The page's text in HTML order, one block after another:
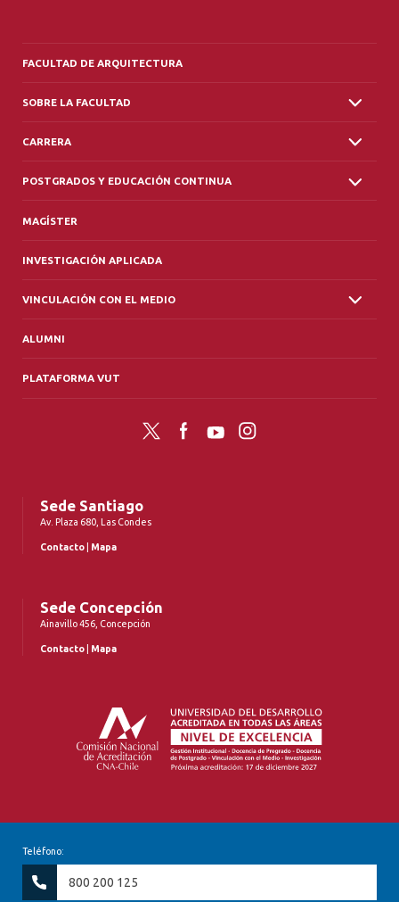
FACULTAD DE ARQUITECTURA
SOBRE LA FACULTAD
CARRERA
POSTGRADOS Y EDUCACIÓN CONTINUA
MAGÍSTER
INVESTIGACIÓN APLICADA
VINCULACIÓN CON EL MEDIO
ALUMNI
PLATAFORMA VUT
Twitter FacebookYouTubeInstagram
Sede Santiago
Av. Plaza 680, Las Condes
Contacto Mapa
Sede Concepción
Ainavillo 456, Concepción
Contacto Mapa
Teléfono:
800 200 125